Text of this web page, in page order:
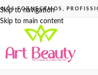
Skip to navigation
Skip to main content